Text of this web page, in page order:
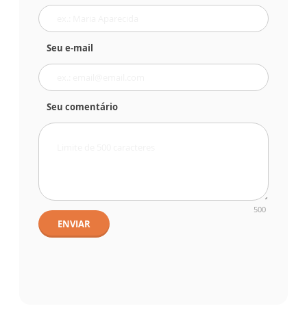
Seu e-mail
Seu comentário
500
ENVIAR